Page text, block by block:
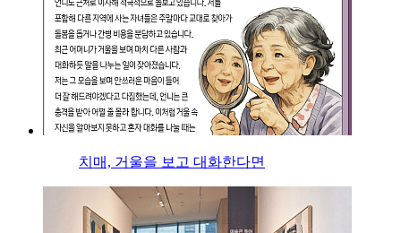
치매, 거울을 보고 대화한다면